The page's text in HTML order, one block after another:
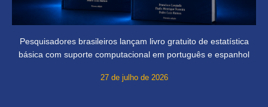
Pesquisadores brasileiros lançam livro gratuito de estatística
básica com suporte computacional em português e espanhol
27 de julho de 2026